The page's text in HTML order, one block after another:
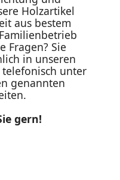
Holzartikel
aus bestem
Fragen? Sie
in unseren
unter
genannten
gern!